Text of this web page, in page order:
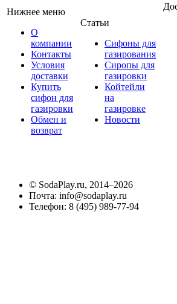
Нижнее меню
О
компании
Контакты
Условия
доставки
Купить
сифон для
газировки
Обмен и
возврат
Статьи
Сифоны для
газирования
Сиропы для
газировки
Койтейли
на
газировке
Новости
© SodaPlay.ru, 2014–2026
Почта: info@sodaplay.ru
Телефон: 8 (495) 989-77-94